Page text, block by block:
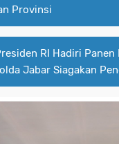
Provinsi
RI Hadiri Panen
Jabar Siagakan